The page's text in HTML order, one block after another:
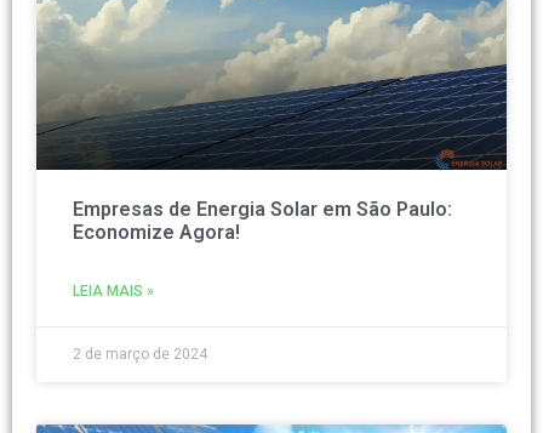
Empresas de Energia Solar em São Paulo:
Economize Agora!
LEIA MAIS »
2 de março de 2024